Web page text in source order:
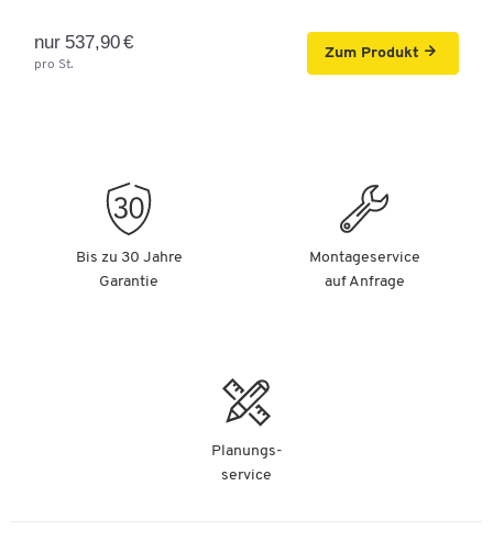
nur 537,90 €
pro St.
Zum Produkt
Bis zu 30 Jahre
Garantie
Montageservice
auf Anfrage
Planungs-
service